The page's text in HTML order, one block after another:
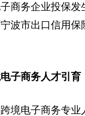
商务企业投保发
波市出口信用保
子商务人才引育
跨境电子商务专